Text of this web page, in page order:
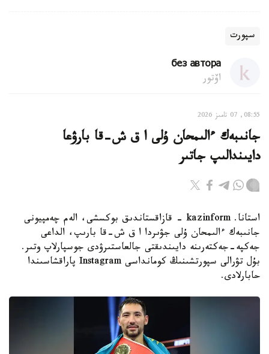
سپورت
без автора
اۆتور
08:55, 07 تامىز 2026
جانىبەك ءالىمحان ۇلى ا ق ش-قا بارۋعا
دايىندالىپ جاتىر
استانا. kazinform - قازاقستاندىق بوكسشى، الەم چەمپيونى
جانىبەك ءالىمحان ۇلى جۋىردا ا ق ش-قا بارىپ، الداعى
جەكپە-جەكتەرىنە دايىندىقتى جالعاستىرۋدى جوسپارلاپ وتىر.
بۇل تۋرالى سپورتشىنىڭ كومانداسى Instagram پاراقشاسىندا
حابارلادى.